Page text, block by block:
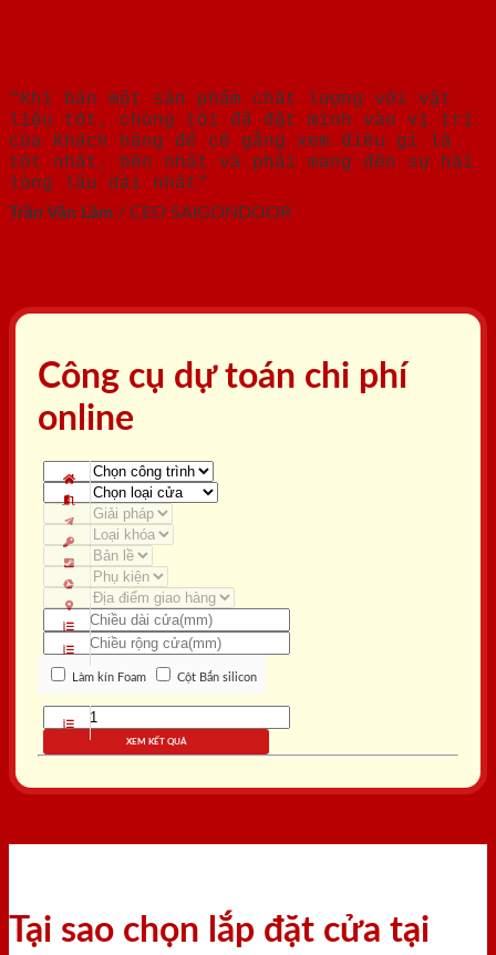
"Khi bán một sản phẩm chất lượng với vật
liệu tốt, chúng tôi đã đặt mình vào vị trí
của Khách hàng để cố gắng xem điều gì là
tốt nhất, bền nhất và phải mang đến sự hài
lòng lâu dài nhất"
Trần Văn Lãm / CEO SAIGONDOOR
Công cụ dự toán chi phí
online
Làm kín Foam Cột Bắn silicon
XEM KẾT QUẢ
Tại sao chọn lắp đặt cửa tại